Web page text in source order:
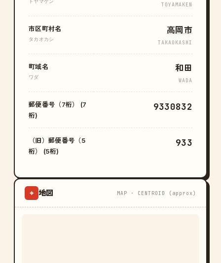
TOYAMAKEN
市区町村名
タカオカシ
高岡市
TAKAOKASHI
町域名
ワダ
和田
WADA
郵便番号（7桁） (7
桁)
9330832
（旧）郵便番号（5
桁） (5桁)
933
⌖ 地図 MAP · CENTROID (approx)